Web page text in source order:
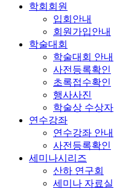
학회회원
입회안내
회원가입안내
학술대회
학술대회 안내
사전등록확인
초록접수확인
행사사진
학술상 수상자
연수강좌
연수강좌 안내
사전등록확인
세미나시리즈
산하 연구회
세미나 자료실